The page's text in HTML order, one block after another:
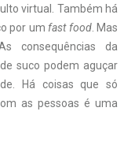
virtual. Também há
por um fast food. Mas
consequências da
suco podem aguçar
Há coisas que só
as pessoas é uma